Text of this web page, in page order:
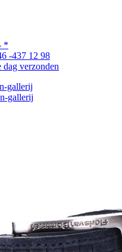
*
-437 12 98
dag verzonden
gallerij
gallerij